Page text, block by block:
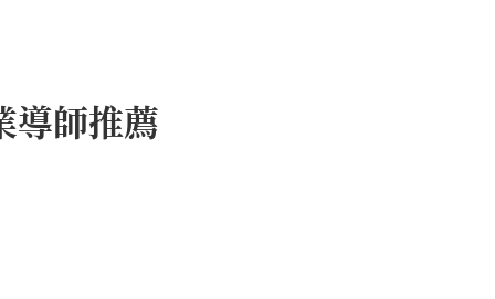
導師推薦